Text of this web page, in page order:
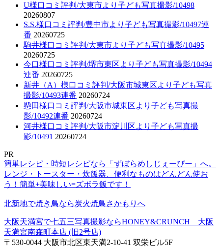
U様口コミ評判/大東市より子ども写真撮影/10498
20260807
S.S.様口コミ評判/豊中市より子ども写真撮影/10497連
番 20260725
駒井様口コミ評判/大東市より子ども写真撮影/10495
20260725
今口様口コミ評判/堺市東区より子ども写真撮影/10494
連番 20260725
新井（A）様口コミ評判/大阪市城東区より子ども写真
撮影/10493連番 20260724
懸田様口コミ評判/大阪市城東区より子ども写真撮
影/10492連番 20260724
河井様口コミ評判/大阪市淀川区より子ども写真撮
影/10491 20260724
PR
簡単レシピ・時短レシピなら「ずぼらめしじぇーぴー」へ。
レンジ・トースター・炊飯器、便利なものはどんどん使お
う！簡単+美味しい=ズボラ飯です！
北新地で焼き鳥なら炭火焼鳥さかもりへ
大阪天満宮で七五三写真撮影ならHONEY&CRUNCH 大阪
天満宮南森町本店 (旧2号店)
〒530-0044 大阪市北区東天満2-10-41 双栄ビル5F